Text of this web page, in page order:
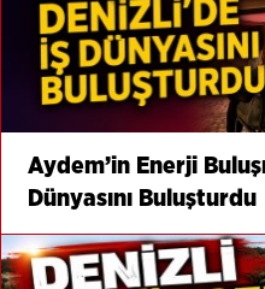
Aydem’in Enerji
Dünyasını Buluşturdu